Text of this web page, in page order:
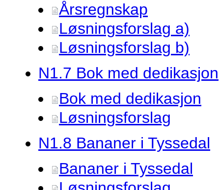
Årsregnskap
Løsningsforslag a)
Løsningsforslag b)
N1.7 Bok med dedikasjon
Bok med dedikasjon
Løsningsforslag
N1.8 Bananer i Tyssedal
Bananer i Tyssedal